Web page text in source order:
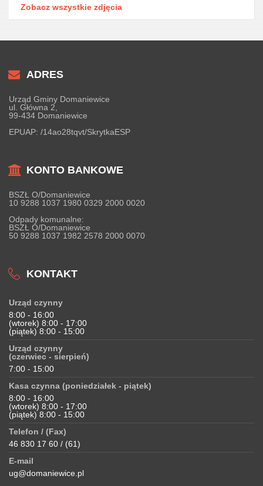
Zobacz wszystkie zdjęcia
ADRES
Urząd Gminy Domaniewice
ul. Główna 2,
99-434 Domaniewice
EPUAP: /14ao28tqvt/SkrytkaESP
KONTO BANKOWE
BSZŁ O/Domaniewice
10 9288 1037 1980 0329 2000 0020
Odpady komunalne:
BSZŁ O/Domaniewice
50 9288 1037 1982 2578 2000 0070
KONTAKT
Urząd czynny
8:00 - 16:00
(wtorek) 8:00 - 17:00
(piątek) 8:00 - 15:00
Urząd czynny
(czerwiec - sierpień)
7:00 - 15:00
Kasa czynna (poniedziałek - piątek)
8:00 - 16:00
(wtorek) 8:00 - 17:00
(piątek) 8:00 - 15:00
Telefon / (Fax)
46 830 17 60 / (61)
E-mail
ug@domaniewice.pl